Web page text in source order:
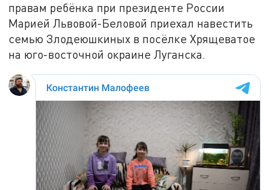
правам ребёнка при президенте России
Марией Львовой-Беловой приехал навестить
семью Злодеюшкиных в посёлке Хрящеватое
на юго-восточной окраине Луганска.